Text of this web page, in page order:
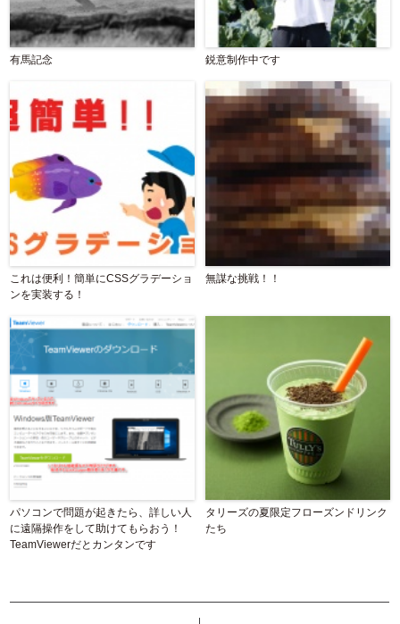
有馬記念 鋭意制作中です
これは便利！簡単にCSSグラデーショ
ンを実装する！
無謀な挑戦！！
パソコンで問題が起きたら、詳しい人
に遠隔操作をして助けてもらおう！
TeamViewerだとカンタンです
タリーズの夏限定フローズンドリンク
たち